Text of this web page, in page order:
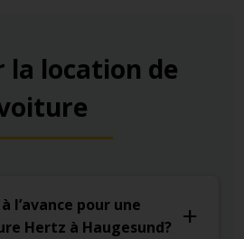
la location de
l’avance pour une
Hertz à Haugesund?